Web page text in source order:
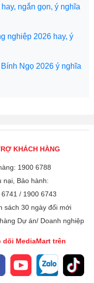
ngắn gọn, ý nghĩa
nghiệp 2026 hay, ý
Ngọ 2026 ý nghĩa
KHÁCH HÀNG
1900 6788
nại, Bảo hành:
/ 1900 6743
sách 30 ngày đổi mới
Dự án/ Doanh nghiệp
dõi MediaMart trên